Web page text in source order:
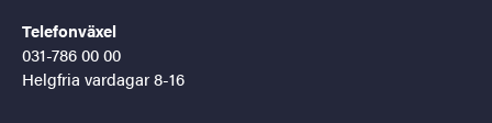
Telefonväxel
031-786 00 00
Helgfria vardagar 8-16